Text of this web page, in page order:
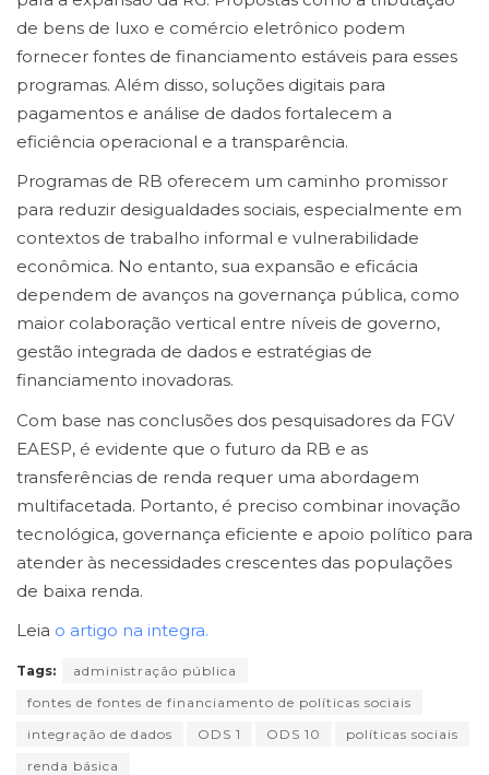
de bens de luxo e comércio eletrônico podem
fornecer fontes de financiamento estáveis para esses
programas. Além disso, soluções digitais para
pagamentos e análise de dados fortalecem a
eficiência operacional e a transparência.
Programas de RB oferecem um caminho promissor
para reduzir desigualdades sociais, especialmente em
contextos de trabalho informal e vulnerabilidade
econômica. No entanto, sua expansão e eficácia
dependem de avanços na governança pública, como
maior colaboração vertical entre níveis de governo,
gestão integrada de dados e estratégias de
financiamento inovadoras.
Com base nas conclusões dos pesquisadores da FGV
EAESP, é evidente que o futuro da RB e as
transferências de renda requer uma abordagem
multifacetada. Portanto, é preciso combinar inovação
tecnológica, governança eficiente e apoio político para
atender às necessidades crescentes das populações
de baixa renda.
Leia o artigo na integra.
Tags:
administração pública
fontes de fontes de financiamento de políticas sociais
integração de dados
ODS 1 ODS 10
políticas sociais
renda básica